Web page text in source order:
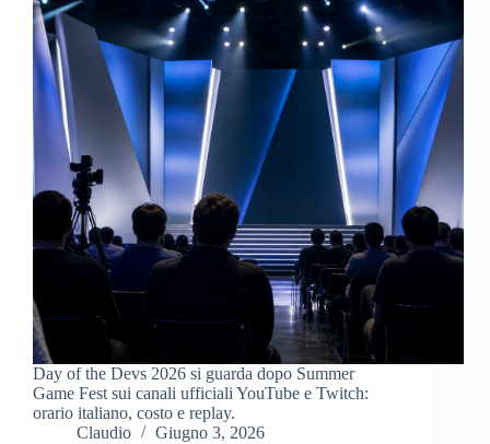
Day of the Devs 2026 si guarda dopo Summer
Game Fest sui canali ufficiali YouTube e Twitch:
orario italiano, costo e replay.
Claudio
Giugno 3, 2026